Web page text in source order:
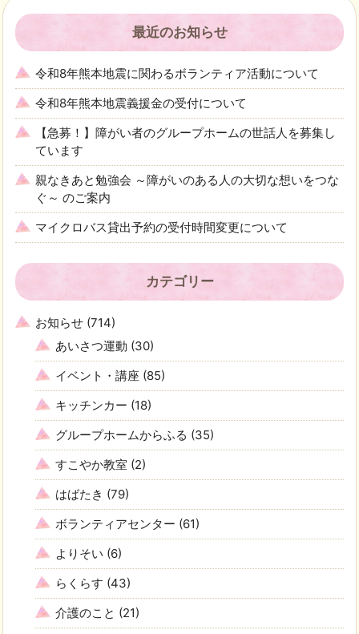
最近のお知らせ
令和8年熊本地震に関わるボランティア活動について
令和8年熊本地震義援金の受付について
【急募！】障がい者のグループホームの世話人を募集し
ています
親なきあと勉強会 ～障がいのある人の大切な想いをつな
ぐ～ のご案内
マイクロバス貸出予約の受付時間変更について
カテゴリー
お知らせ (714)
あいさつ運動 (30)
イベント・講座 (85)
キッチンカー (18)
グループホームからふる (35)
すこやか教室 (2)
はばたき (79)
ボランティアセンター (61)
よりそい (6)
らくらす (43)
介護のこと (21)